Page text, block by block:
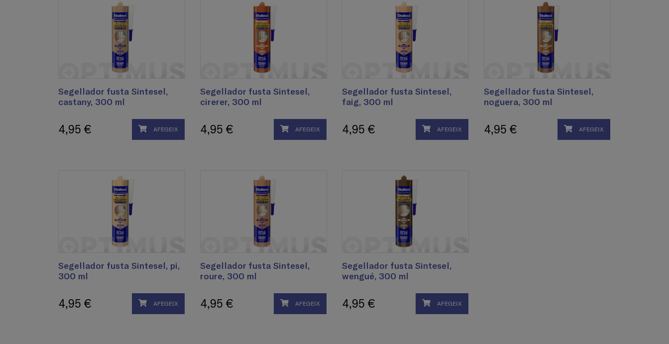
Segellador fusta Sintesel,
castany, 300 ml
4,95 € AFEGEIX
Segellador fusta Sintesel,
cirerer, 300 ml
4,95 € AFEGEIX
Segellador fusta Sintesel,
faig, 300 ml
4,95 € AFEGEIX
Segellador fusta Sintesel,
noguera, 300 ml
4,95 € AFEGEIX
Segellador fusta Sintesel, pi,
300 ml
4,95 € AFEGEIX
Segellador fusta Sintesel,
roure, 300 ml
4,95 € AFEGEIX
Segellador fusta Sintesel,
wengué, 300 ml
4,95 € AFEGEIX